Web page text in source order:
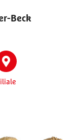
Beck